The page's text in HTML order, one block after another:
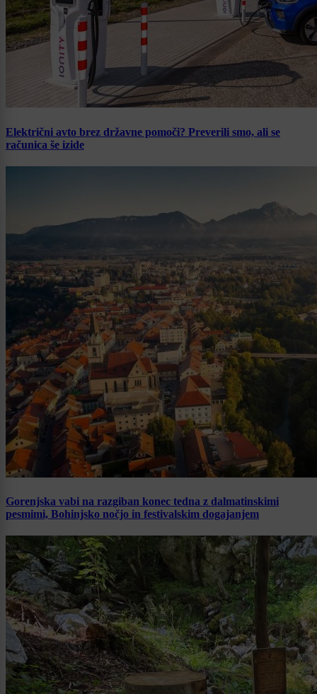
Električni avto brez državne pomoči? Preverili smo, ali se
računica še izide
Gorenjska vabi na razgiban konec tedna z dalmatinskimi
pesmimi, Bohinjsko nočjo in festivalskim dogajanjem